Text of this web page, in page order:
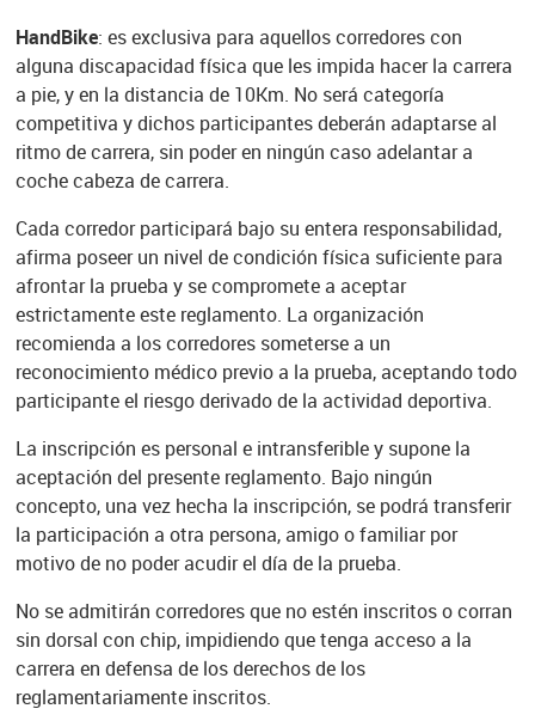
HandBike: es exclusiva para aquellos corredores con
alguna discapacidad física que les impida hacer la carrera
a pie, y en la distancia de 10Km. No será categoría
competitiva y dichos participantes deberán adaptarse al
ritmo de carrera, sin poder en ningún caso adelantar a
coche cabeza de carrera.
Cada corredor participará bajo su entera responsabilidad,
afirma poseer un nivel de condición física suficiente para
afrontar la prueba y se compromete a aceptar
estrictamente este reglamento. La organización
recomienda a los corredores someterse a un
reconocimiento médico previo a la prueba, aceptando todo
participante el riesgo derivado de la actividad deportiva.
La inscripción es personal e intransferible y supone la
aceptación del presente reglamento. Bajo ningún
concepto, una vez hecha la inscripción, se podrá transferir
la participación a otra persona, amigo o familiar por
motivo de no poder acudir el día de la prueba.
No se admitirán corredores que no estén inscritos o corran
sin dorsal con chip, impidiendo que tenga acceso a la
carrera en defensa de los derechos de los
reglamentariamente inscritos.